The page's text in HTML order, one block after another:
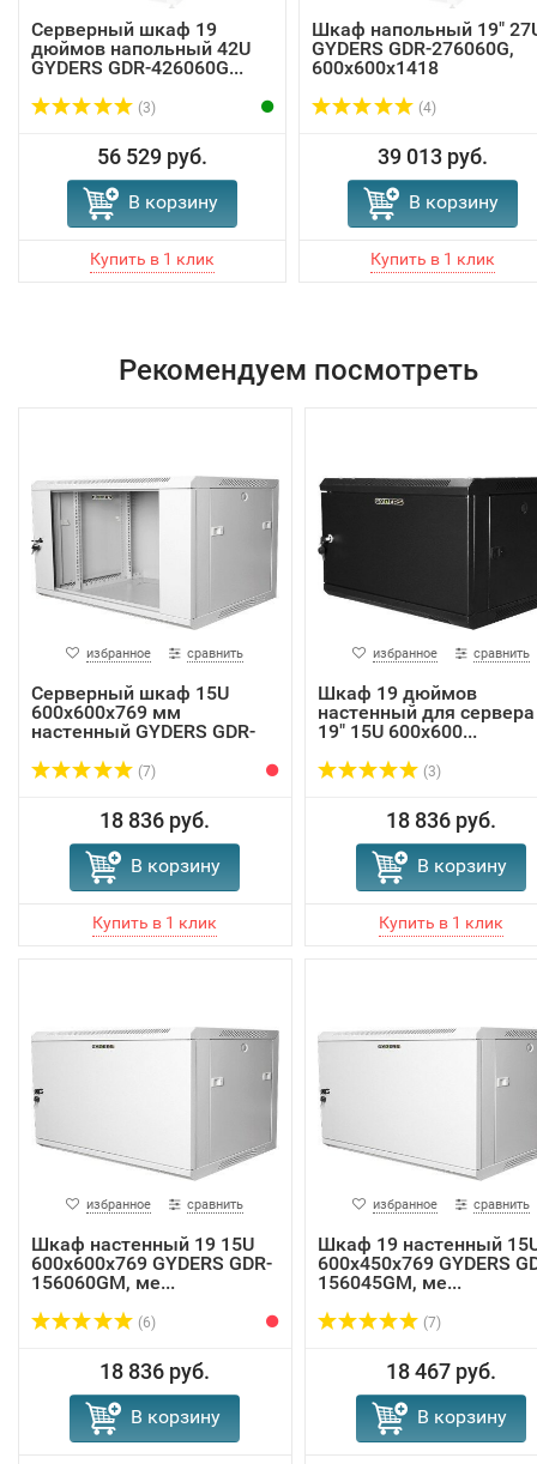
Серверный шкаф 19
дюймов напольный 42U
GYDERS GDR-426060G...
(3)
56 529 руб.
В корзину
Шкаф напольный 19"
GYDERS GDR-276060G,
600x600x1418
(4)
39 013 руб.
В корзину
Рекомендуем посмотреть
избранное сравнить
Серверный шкаф 15U
600х600х769 мм
настенный GYDERS GDR-
(7)
18 836 руб.
В корзину
избранное сравнить
Шкаф 19 дюймов
настенный для сервера
19" 15U 600х600...
(3)
18 836 руб.
В корзину
избранное сравнить
Шкаф настенный 19 15U
600х600х769 GYDERS GDR-
156060GM, ме...
(6)
18 836 руб.
В корзину
избранное сравнить
Шкаф 19 настенный
600х450х769 GYDERS
156045GM, ме...
(7)
18 467 руб.
В корзину